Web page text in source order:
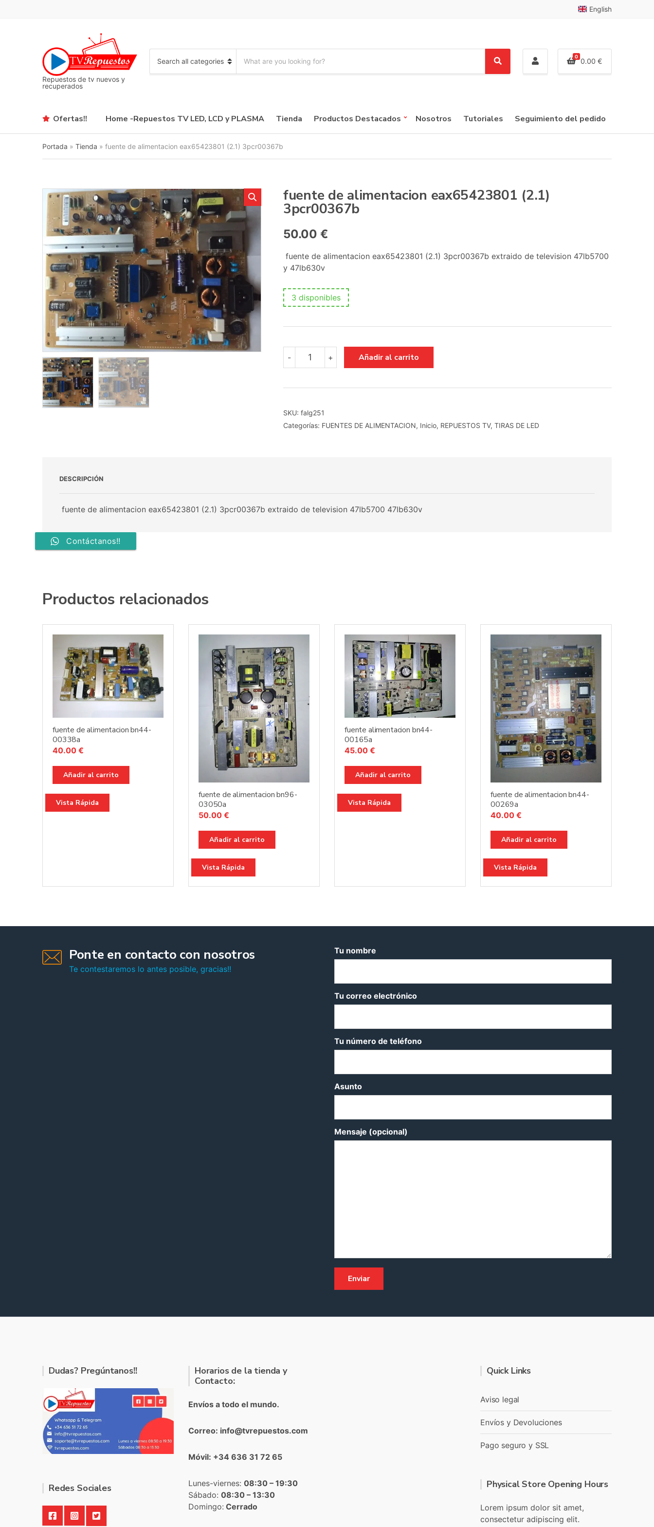
English
Repuestos de tv nuevos y
recuperados
a
r
y
n
a
r
u
c
:
S
e
h
0
0.00 €
Ofertas!! Home -Repuestos TV LED, LCD y PLASMA Tienda Productos Destacados Nosotros Tutoriales Seguimiento del pedido
Portada » Tienda » fuente de alimentacion eax65423801 (2.1) 3pcr00367b
fuente de alimentacion eax65423801 (2.1)
3pcr00367b
50.00 €
fuente de alimentacion eax65423801 (2.1) 3pcr00367b extraido de television 47lb5700
y 47lb630v
3 disponibles
-
alimentacion
(2.1)
cantidad
+ Añadir al carrito
SKU: falg251
Categorías: FUENTES DE ALIMENTACION, Inicio, REPUESTOS TV, TIRAS DE LED
DESCRIPCIÓN
fuente de alimentacion eax65423801 (2.1) 3pcr00367b extraido de television 47lb5700 47lb630v
Contáctanos!!
Productos relacionados
fuente de alimentacion bn44-
00338a
40.00 €
Añadir al carrito
Vista Rápida
fuente de alimentacion bn96-
03050a
50.00 €
Añadir al carrito
Vista Rápida
fuente alimentacion bn44-
00165a
45.00 €
Añadir al carrito
Vista Rápida
fuente de alimentacion bn44-
00269a
40.00 €
Añadir al carrito
Vista Rápida
Ponte en contacto con nosotros
Te contestaremos lo antes posible, gracias!!
Tu nombre
Tu correo electrónico
Tu número de teléfono
Asunto
Mensaje (opcional)
Dudas? Pregúntanos!!
Redes Sociales
Horarios de la tienda y
Contacto:
Envíos a todo el mundo.
Correo: info@tvrepuestos.com
Móvil: +34 636 31 72 65
Lunes-viernes: 08:30 – 19:30
Sábado: 08:30 – 13:30
Domingo: Cerrado
Quick Links
Aviso legal
Envíos y Devoluciones
Pago seguro y SSL
Physical Store Opening Hours
Lorem ipsum dolor sit amet,
consectetur adipiscing elit.